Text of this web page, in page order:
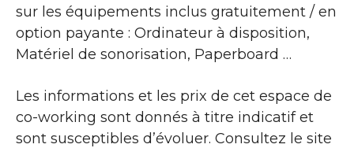
sur les équipements inclus gratuitement / en
option payante : Ordinateur à disposition,
Matériel de sonorisation, Paperboard …
Les informations et les prix de cet espace de
co-working sont donnés à titre indicatif et
sont susceptibles d’évoluer. Consultez le site